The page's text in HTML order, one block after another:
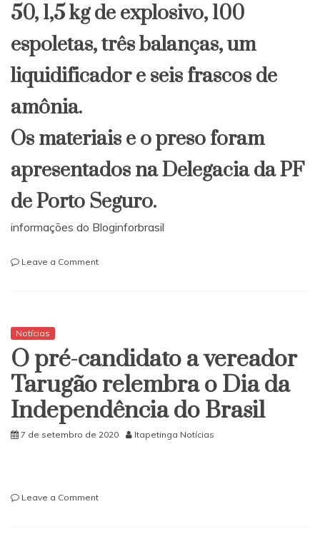
50, 1,5 kg de explosivo, 100
espoletas, três balanças, um
liquidificador e seis frascos de
amônia.
Os materiais e o preso foram
apresentados na Delegacia da PF
de Porto Seguro.
informações do Bloginforbrasil
Leave a Commenton
e
drogas
enterrados
em
loteamento
Notícias
O pré-candidato a vereador
Tarugão relembra o Dia da
Independência do Brasil
7 de setembro de 2020 Itapetinga Notícias
Leave a Commenton